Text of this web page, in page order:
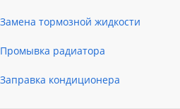
Замена тормозной жидкости
Промывка радиатора
Заправка кондиционера